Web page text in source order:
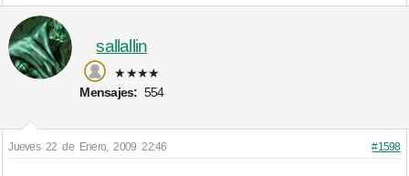
sallallin
★★★★
Mensajes: 554
Jueves 22 de Enero, 2009 22:46 #1598